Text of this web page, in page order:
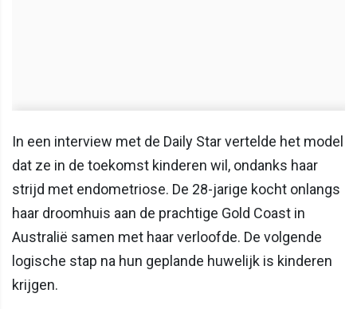
In een interview met de Daily Star vertelde het model
dat ze in de toekomst kinderen wil, ondanks haar
strijd met endometriose. De 28-jarige kocht onlangs
haar droomhuis aan de prachtige Gold Coast in
Australië samen met haar verloofde. De volgende
logische stap na hun geplande huwelijk is kinderen
krijgen.